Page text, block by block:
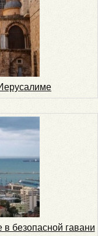
безопасной гавани